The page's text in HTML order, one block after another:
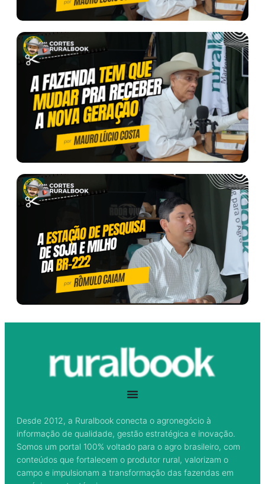
Desde 2012, a Ruralbook conecta o agronegócio à
informação de qualidade, gestão estratégica e inovação.
Somos um portal 100% voltado para o agro brasileiro, com
conteúdos que fortalecem o produtor rural, valorizam o
campo e impulsionam a transformação das fazendas em